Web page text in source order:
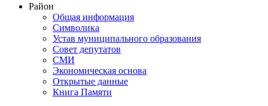
Район
Общая информация
Символика
Устав муниципального образования
Совет депутатов
СМИ
Экономическая основа
Открытые данные
Книга Памяти